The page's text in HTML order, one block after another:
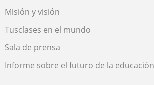
Misión y visión
Tusclases en el mundo
Sala de prensa
Informe sobre el futuro de la educación